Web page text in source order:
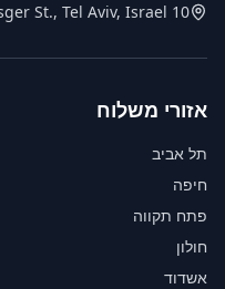
10 Hamasger St., Tel Aviv, Israel
אזורי משלוח
תל אביב
חיפה
פתח תקווה
חולון
אשדוד